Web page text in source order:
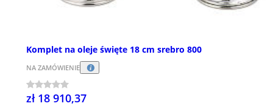
Komplet na oleje święte 18 cm srebro 800
NA ZAMÓWIENIE
zł 18 910,37